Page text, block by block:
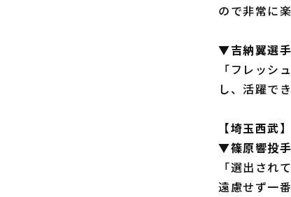
ので非常に
▼吉納翼選
「フレッシ
し、活躍で
【埼玉西武】
▼篠原響投
「選出され
遠慮せず一